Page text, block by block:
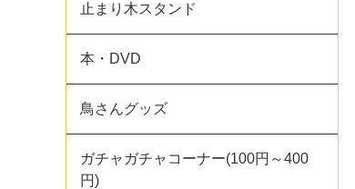
止まり木スタンド
本・DVD
鳥さんグッズ
ガチャガチャコーナー(100円～400
円)